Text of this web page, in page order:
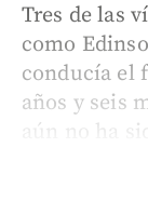
Tres de las
como
conducía el
años y seis
aún no ha